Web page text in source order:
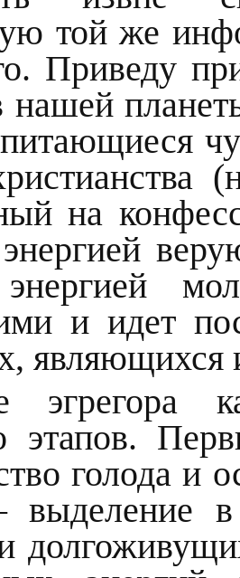
той же
Приведу
нашей
на
энергией
и идет
являющихся
эгрегора
этапов.
голода и
выделение в